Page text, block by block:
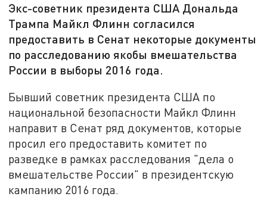
Экс-советник президента США Дональда
Трампа Майкл Флинн согласился
предоставить в Сенат некоторые документы
по расследованию якобы вмешательства
России в выборы 2016 года.
Бывший советник президента США по
национальной безопасности Майкл Флинн
направит в Сенат ряд документов, которые
просил его предоставить комитет по
разведке в рамках расследования "дела о
вмешательстве России" в президентскую
кампанию 2016 года.